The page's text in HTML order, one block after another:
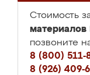
Стоимость
материалов
позвоните
8 (800) 511-
8 (926) 409-